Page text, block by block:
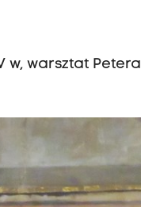
w, warsztat Petera